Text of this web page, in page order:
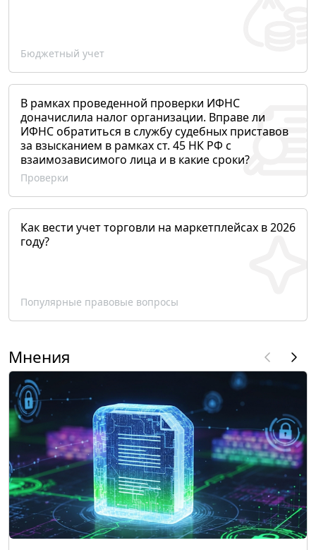
Бюджетный учет
В рамках проведенной проверки ИФНС
доначислила налог организации. Вправе ли
ИФНС обратиться в службу судебных приставов
за взысканием в рамках ст. 45 НК РФ с
взаимозависимого лица и в какие сроки?
Проверки
Как вести учет торговли на маркетплейсах в 2026
году?
Популярные правовые вопросы
Мнения